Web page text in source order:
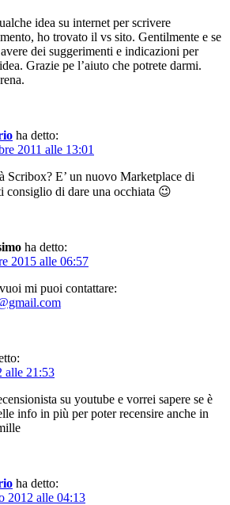
idea su internet per scrivere
ho trovato il vs sito. Gentilmente e se
dei suggerimenti e indicazioni per
Grazie pe l’aiuto che potrete darmi.
ha detto:
2011 alle 13:01
Scribox? E’ un nuovo Marketplace di
consiglio di dare una occhiata 😉
ha detto:
2015 alle 06:57
mi puoi contattare:
alle 21:53
su youtube e vorrei sapere se è
info in più per poter recensire anche in
ha detto:
2012 alle 04:13